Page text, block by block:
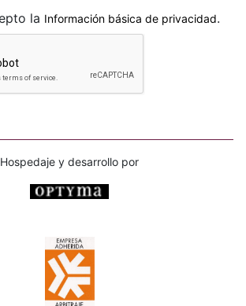
He leido y acepto la Información básica de privacidad.
Hospedaje y desarrollo por